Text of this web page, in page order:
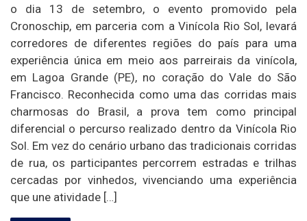
o dia 13 de setembro, o evento promovido pela
Cronoschip, em parceria com a Vinícola Rio Sol, levará
corredores de diferentes regiões do país para uma
experiência única em meio aos parreirais da vinícola,
em Lagoa Grande (PE), no coração do Vale do São
Francisco. Reconhecida como uma das corridas mais
charmosas do Brasil, a prova tem como principal
diferencial o percurso realizado dentro da Vinícola Rio
Sol. Em vez do cenário urbano das tradicionais corridas
de rua, os participantes percorrem estradas e trilhas
cercadas por vinhedos, vivenciando uma experiência
que une atividade […]